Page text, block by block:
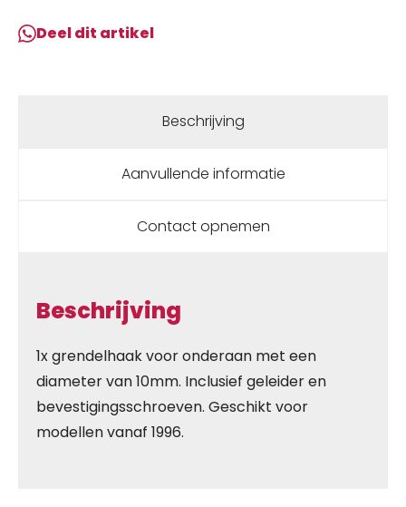
Deel dit artikel
Beschrijving
Aanvullende informatie
Contact opnemen
Beschrijving
1x grendelhaak voor onderaan met een
diameter van 10mm. Inclusief geleider en
bevestigingsschroeven. Geschikt voor
modellen vanaf 1996.